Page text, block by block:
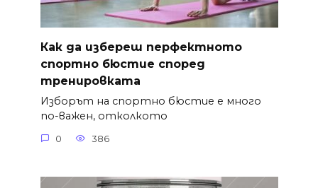
Как да избереш перфектното
спортно бюстие според
тренировката
Изборът на спортно бюстие е много
по-важен, отколкото
0 386